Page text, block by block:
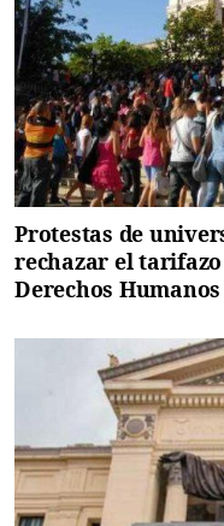
Protestas de
rechazar el tarifazo
Derechos Humanos